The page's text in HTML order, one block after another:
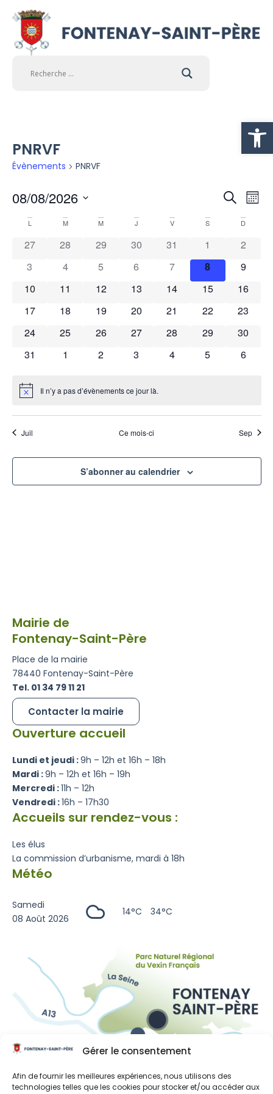
Gérer le consentement
Afin de fournir les meilleures expériences, nous utilisons des
technologies telles que les cookies pour stocker et/ou accéder aux
Ouvrir
PNRVF
Évènements PNRVF
et
de
vues
Mois
08/08/2026
une
date.Calendrier
de
Évènements
L M M J V S D
27 28 29 30 31 1
2
3
4 5 6 7 8
9
10
11 12 13 14 15
16
17
18 19 20 21 22
23
24
25 26 27 28 29
30
31
1 2 3 4 5 6
Notice Il n’y a pas d’évènements ce jour là.
Juil Ce mois-ci Sep
S’abonner au calendrier
Mairie de
Fontenay-Saint-Père
Place de la mairie
78440 Fontenay-Saint-Père
Tel. 01 34 79 11 21
Contacter la mairie
Ouverture accueil
Lundi et jeudi :9h – 12h et 16h – 18h
Mardi :9h – 12h et 16h – 19h
Mercredi :11h – 12h
Vendredi :16h – 17h30
Accueils sur rendez-vous :
Les élus
La commission d’urbanisme, mardi à 18h
Météo
Samedi
08 Août 2026
14°C 34°C
Liens utiles